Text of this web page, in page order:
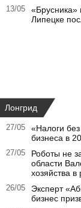
13/05
Липецке
Лонгрид
27/05
«Налоги
бизнеса в
27/05
Роботы не
области
хозяйства в
26/05
Эксперт
бизнес